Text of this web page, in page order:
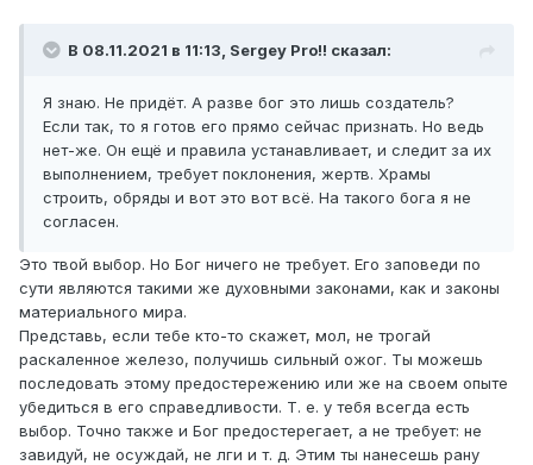
В 08.11.2021 в 11:13, Sergey Pro!! сказал:
Я знаю. Не придёт. А разве бог это лишь создатель?
Если так, то я готов его прямо сейчас признать. Но ведь
нет-же. Он ещё и правила устанавливает, и следит за их
выполнением, требует поклонения, жертв. Храмы
строить, обряды и вот это вот всё. На такого бога я не
согласен.
Это твой выбор. Но Бог ничего не требует. Его заповеди по
сути являются такими же духовными законами, как и законы
материального мира.
Представь, если тебе кто-то скажет, мол, не трогай
раскаленное железо, получишь сильный ожог. Ты можешь
последовать этому предостережению или же на своем опыте
убедиться в его справедливости. Т. е. у тебя всегда есть
выбор. Точно также и Бог предостерегает, а не требует: не
завидуй, не осуждай, не лги и т. д. Этим ты нанесешь рану